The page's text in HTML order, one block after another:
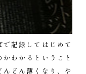
記録してはじめて
わかるということ
どん薄くなり、や